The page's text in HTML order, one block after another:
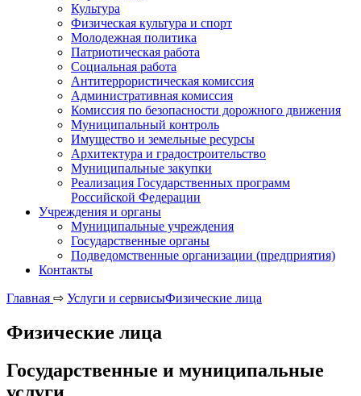
Культура
Физическая культура и спорт
Молодежная политика
Патриотическая работа
Социальная работа
Антитеррористическая комиссия
Административная комиссия
Комиссия по безопасности дорожного движения
Муниципальный контроль
Имущество и земельные ресурсы
Архитектура и градостроительство
Муниципальные закупки
Реализация Государственных программ
Российской Федерации
Учреждения и органы
Муниципальные учреждения
Государственные органы
Подведомственные организации (предприятия)
Контакты
Главная ⇨ Услуги и сервисыФизические лица
Физические лица
Государственные и муниципальные